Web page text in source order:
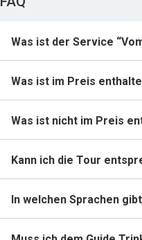
Was ist der Service
Was ist im Preis
Was ist nicht im Preis
Kann ich die Tour
In welchen Sprachen